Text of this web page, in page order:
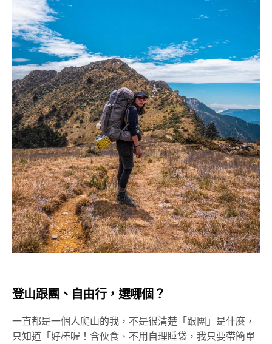
登山跟團、自由行，選哪個？
一直都是一個人爬山的我，不是很清楚「跟團」是什麼，
只知道「好棒喔！含伙食、不用自理睡袋，我只要帶簡單